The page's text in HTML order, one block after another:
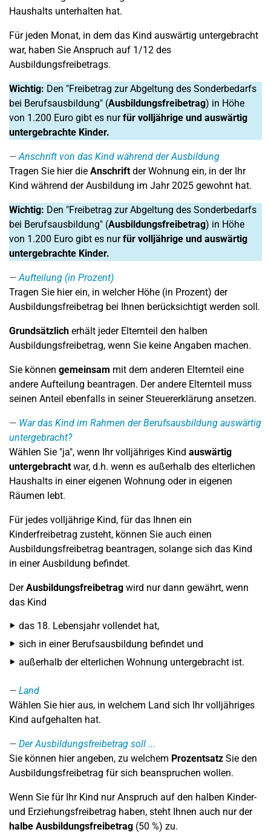
Haushalts unterhalten hat.
Für jeden Monat, in dem das Kind auswärtig untergebracht
war, haben Sie Anspruch auf 1/12 des
Ausbildungsfreibetrags.
Wichtig: Den "Freibetrag zur Abgeltung des Sonderbedarfs
bei Berufsausbildung" (Ausbildungsfreibetrag) in Höhe
von 1.200 Euro gibt es nurfür volljährige und auswärtig
untergebrachte Kinder.
Anschrift von das Kind während der Ausbildung
Tragen Sie hier die Anschriftder Wohnung ein, in der Ihr
Kind während der Ausbildung im Jahr 2025 gewohnt hat.
Wichtig: Den "Freibetrag zur Abgeltung des Sonderbedarfs
bei Berufsausbildung" (Ausbildungsfreibetrag) in Höhe
von 1.200 Euro gibt es nurfür volljährige und auswärtig
untergebrachte Kinder.
Aufteilung (in Prozent)
Tragen Sie hier ein, in welcher Höhe (in Prozent) der
Ausbildungsfreibetrag bei Ihnen berücksichtigt werden soll.
Grundsätzlich erhält jeder Elternteil den halben
Ausbildungsfreibetrag, wenn Sie keine Angaben machen.
Sie können gemeinsam mit dem anderen Elternteil eine
andere Aufteilung beantragen. Der andere Elternteil muss
seinen Anteil ebenfalls in seiner Steuererklärung ansetzen.
War das Kind im Rahmen der Berufsausbildung auswärtig
untergebracht?
Wählen Sie "ja", wenn Ihr volljähriges Kind auswärtig
untergebrachtwar, d.h. wenn es außerhalb des elterlichen
Haushalts in einer eigenen Wohnung oder in eigenen
Räumen lebt.
Für jedes volljährige Kind, für das Ihnen ein
Kinderfreibetrag zusteht, können Sie auch einen
Ausbildungsfreibetrag beantragen, solange sich das Kind
in einer Ausbildung befindet.
DerAusbildungsfreibetrag wird nur dann gewährt, wenn
das Kind
das 18. Lebensjahr vollendet hat,
sich in einer Berufsausbildung befindet und
außerhalb der elterlichen Wohnung untergebracht ist.
Land
Wählen Sie hier aus, in welchem Land sich Ihr volljähriges
Kind aufgehalten hat.
Der Ausbildungsfreibetrag soll ...
Sie können hier angeben, zu welchem Prozentsatz Sie den
Ausbildungsfreibetrag für sich beanspruchen wollen.
Wenn Sie für Ihr Kind nur Anspruch auf den halben Kinder-
und Erziehungsfreibetrag haben, steht Ihnen auch nur der
halbe Ausbildungsfreibetrag (50 %) zu.